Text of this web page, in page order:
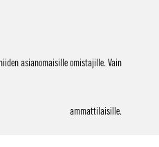
asianomaisille omistajille. Vain
ammattilaisille.